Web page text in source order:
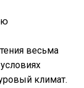
весьма
климат.